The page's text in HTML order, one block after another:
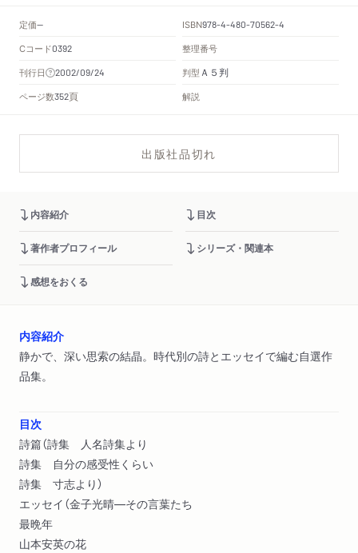
定価-- ISBN978-4-480-70562-4
Cコード0392
整理番号
刊行日
2002/09/24 判型 Ａ５判
ページ数352頁 解説
出版社品切れ
内容紹介 目次
著作者プロフィール シリーズ・関連本
感想をおくる
内容紹介
静かで、深い思索の結晶。時代別の詩とエッセイで編む自選作
品集。
目次
詩篇（詩集 人名詩集より
詩集 自分の感受性くらい
詩集 寸志より）
エッセイ（金子光晴―その言葉たち
最晩年
山本安英の花